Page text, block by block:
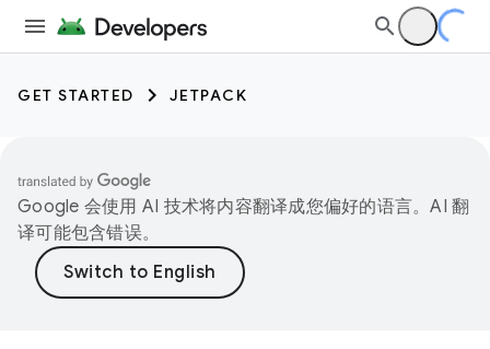
GET STARTED JETPACK
Google 会使用 AI 技术将内容翻译成您偏好的语言。AI 翻
译可能包含错误。